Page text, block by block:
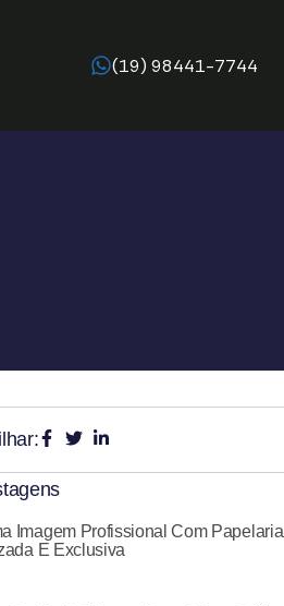
(19) 98441-7744
Imagem Profissional Com Papelaria
E Exclusiva